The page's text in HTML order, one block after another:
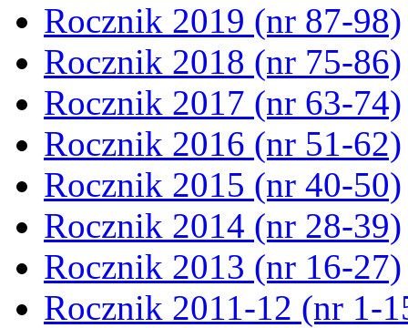
Rocznik 2019 (nr 87-98)
Rocznik 2018 (nr 75-86)
Rocznik 2017 (nr 63-74)
Rocznik 2016 (nr 51-62)
Rocznik 2015 (nr 40-50)
Rocznik 2014 (nr 28-39)
Rocznik 2013 (nr 16-27)
Rocznik 2011-12 (nr 1-